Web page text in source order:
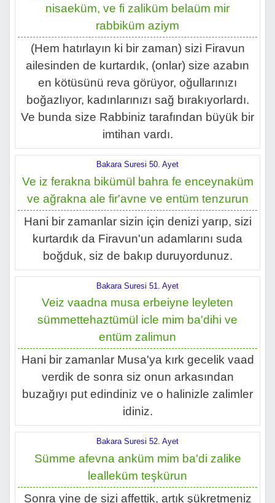
nisaeküm, ve fi zaliküm belaüm mir
rabbiküm aziym
(Hem hatırlayın ki bir zaman) sizi Firavun
ailesinden de kurtardık, (onlar) size azabın
en kötüsünü reva görüyor, oğullarınızı
boğazlıyor, kadınlarınızı sağ bırakıyorlardı.
Ve bunda size Rabbiniz tarafından büyük bir
imtihan vardı.
Bakara Suresi 50. Ayet
Ve iz ferakna bikümül bahra fe enceynaküm
ve ağrakna ale fir'avne ve entüm tenzurun
Hani bir zamanlar sizin için denizi yarıp, sizi
kurtardık da Firavun'un adamlarını suda
boğduk, siz de bakıp duruyordunuz.
Bakara Suresi 51. Ayet
Veiz vaadna musa erbeiyne leyleten
sümmettehaztümül icle mim ba'dihi ve
entüm zalimun
Hani bir zamanlar Musa'ya kırk gecelik vaad
verdik de sonra siz onun arkasından
buzağıyı put edindiniz ve o halinizle zalimler
idiniz.
Bakara Suresi 52. Ayet
Sümme afevna anküm mim ba'di zalike
lealleküm teşkürun
Sonra yine de sizi affettik, artık şükretmeniz